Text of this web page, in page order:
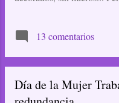
TV y películas.
13 comentarios
Día de la Mujer